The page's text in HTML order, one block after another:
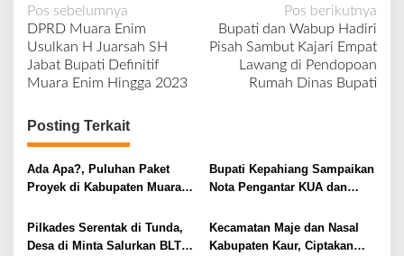
N
a
v
i
g
a
s
i
p
o
Pos sebelumnya
DPRD Muara Enim
Usulkan H Juarsah SH
Jabat Bupati Definitif
Muara Enim Hingga 2023
Pos berikutnya
Bupati dan Wabup Hadiri
Pisah Sambut Kajari Empat
Lawang di Pendopoan
Rumah Dinas Bupati
Posting Terkait
Ada Apa?, Puluhan Paket
Proyek di Kabupaten Muara
Bupati Kepahiang Sampaikan
Nota Pengantar KUA dan
Tahun 2020
Pilkades Serentak di Tunda,
Desa di Minta Salurkan BLT
Kecamatan Maje dan Nasal
Kabupaten Kaur, Ciptakan